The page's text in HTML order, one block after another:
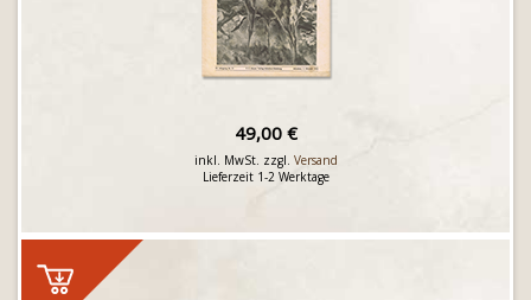
49,00 €
inkl. MwSt. zzgl. Versand
Lieferzeit 1-2 Werktage